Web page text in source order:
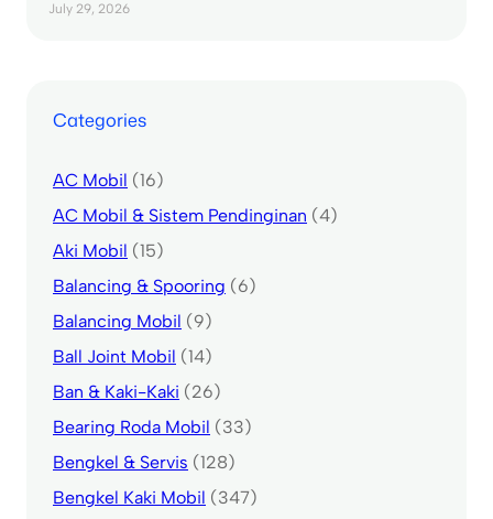
July 29, 2026
Categories
AC Mobil (16)
AC Mobil & Sistem Pendinginan (4)
Aki Mobil (15)
Balancing & Spooring (6)
Balancing Mobil (9)
Ball Joint Mobil (14)
Ban & Kaki-Kaki (26)
Bearing Roda Mobil (33)
Bengkel & Servis (128)
Bengkel Kaki Mobil (347)